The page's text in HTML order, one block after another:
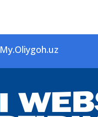
My.Oliygoh.uz